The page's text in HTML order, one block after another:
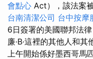
會點心 Act），該法案
台南清潔公司 台中按摩
6日簽署的美國聯邦法
廉·B·這裡的其他人和
上午開始係好墨西哥馬